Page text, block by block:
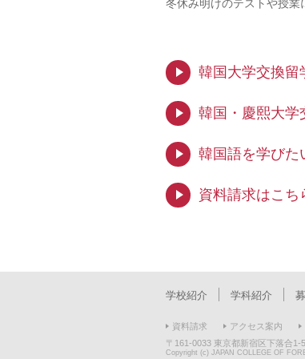
冬休み明けのテストや授業
韓国大学交換留
韓国・慶熙大学
韓国語を学びた
資料請求はこち
学校紹介 学科紹介
資料請求 アクセス案内
〒161-0033 東京都新宿区下落合
Copyright (c) JAPAN COLLEGE OF